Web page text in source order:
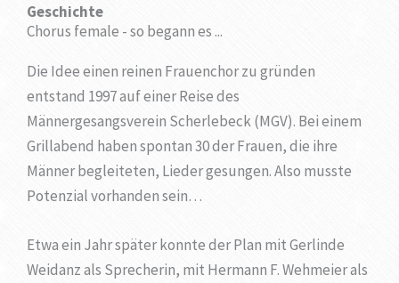
Geschichte
Chorus female - so begann es ...
Die Idee einen reinen Frauenchor zu gründen
entstand 1997 auf einer Reise des
Männergesangsverein Scherlebeck (MGV). Bei einem
Grillabend haben spontan 30 der Frauen, die ihre
Männer begleiteten, Lieder gesungen. Also musste
Potenzial vorhanden sein…
Etwa ein Jahr später konnte der Plan mit Gerlinde
Weidanz als Sprecherin, mit Hermann F. Wehmeier als